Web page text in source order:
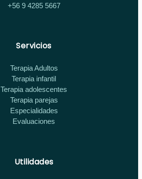
+56 9 4285 5667
Servicios
Terapia Adultos
Terapia infantil
Terapia adolescentes
Terapia parejas
Especialidades
Evaluaciones
Utilidades